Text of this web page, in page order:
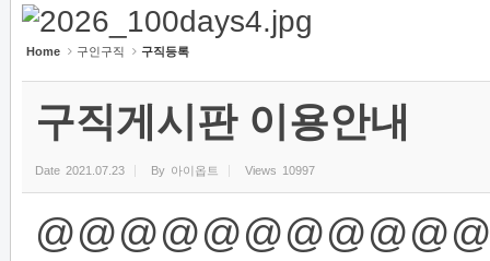
Home 구인구직 구직등록
구직게시판 이용안내
Date 2021.07.23 By 아이옵트 Views 10997